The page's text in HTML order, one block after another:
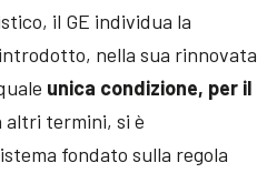
il GE individua la
introdotto, nella sua rinnovata
unica condizione, per il
altri termini, si è
fondato sulla regola